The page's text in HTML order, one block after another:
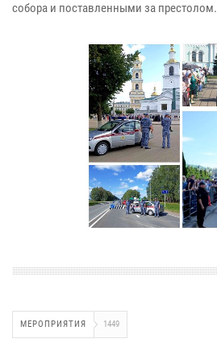
собора и поставленными за престолом.
МЕРОПРИЯТИЯ 1449